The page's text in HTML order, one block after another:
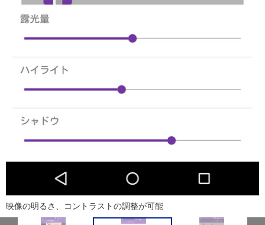
映像の明るさ、コントラストの調整が可能